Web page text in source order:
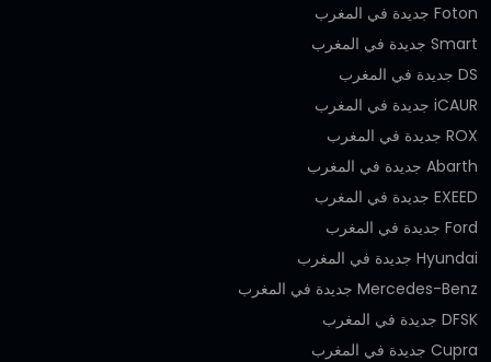
Foton جديدة في المغرب
Smart جديدة في المغرب
DS جديدة في المغرب
iCAUR جديدة في المغرب
ROX جديدة في المغرب
Abarth جديدة في المغرب
EXEED جديدة في المغرب
Ford جديدة في المغرب
Hyundai جديدة في المغرب
Mercedes-Benz جديدة في المغرب
DFSK جديدة في المغرب
Cupra جديدة في المغرب